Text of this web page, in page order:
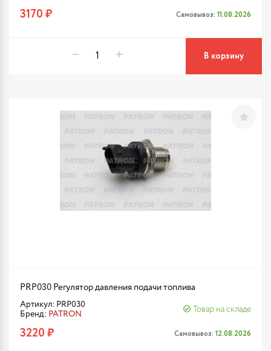
3170 ₽ Самовывоз: 11.08.2026
В корзину
PRP030 Регулятор давления подачи топлива
Артикул: PRP030
Бренд: PATRON
Товар на складе
3220 ₽ Самовывоз: 12.08.2026